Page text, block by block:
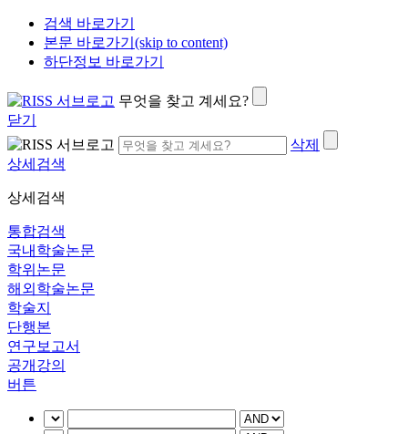
검색 바로가기
본문 바로가기(skip to content)
하단정보 바로가기
무엇을 찾고 계세요?
닫기
삭제
상세검색
상세검색
통합검색
국내학술논문
학위논문
해외학술논문
학술지
단행본
연구보고서
공개강의
버튼